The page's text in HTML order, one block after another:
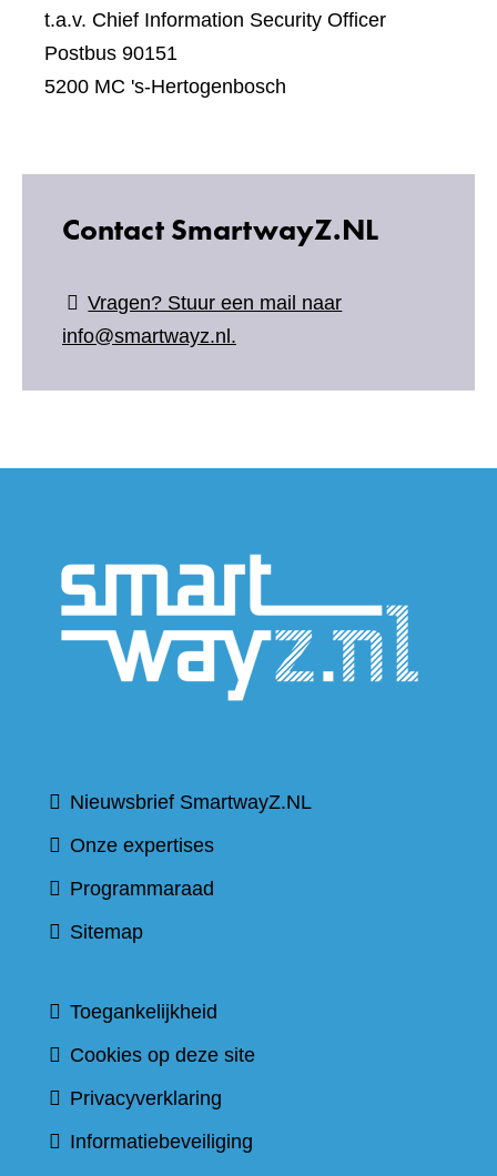
t.a.v. Chief Information Security Officer
Postbus 90151
5200 MC 's-Hertogenbosch
Contact SmartwayZ.NL
Vragen? Stuur een mail naar
info@smartwayz.nl.
Nieuwsbrief SmartwayZ.NL
Onze expertises
Programmaraad
Sitemap
Toegankelijkheid
Cookies op deze site
Privacyverklaring
Informatiebeveiliging